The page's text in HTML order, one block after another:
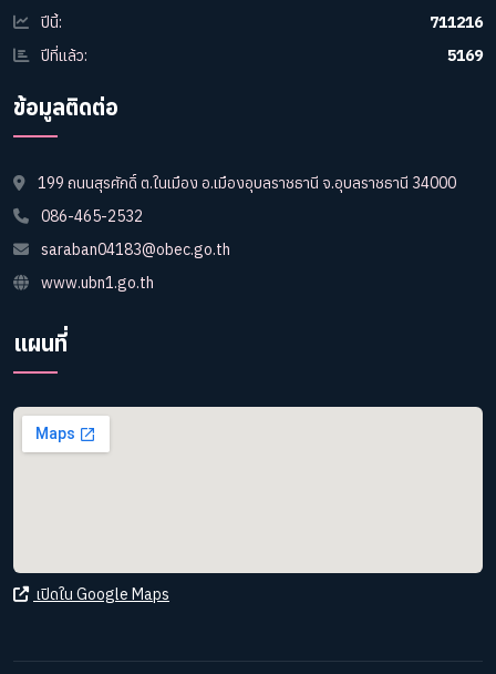
ปีนี้:
711216
ปีที่แล้ว:
5169
ข้อมูลติดต่อ
199 ถนนสุรศักดิ์ ต.ในเมือง อ.เมืองอุบลราชธานี จ.อุบลราชธานี 34000
086-465-2532
saraban04183@obec.go.th
www.ubn1.go.th
แผนที่
เปิดใน Google Maps